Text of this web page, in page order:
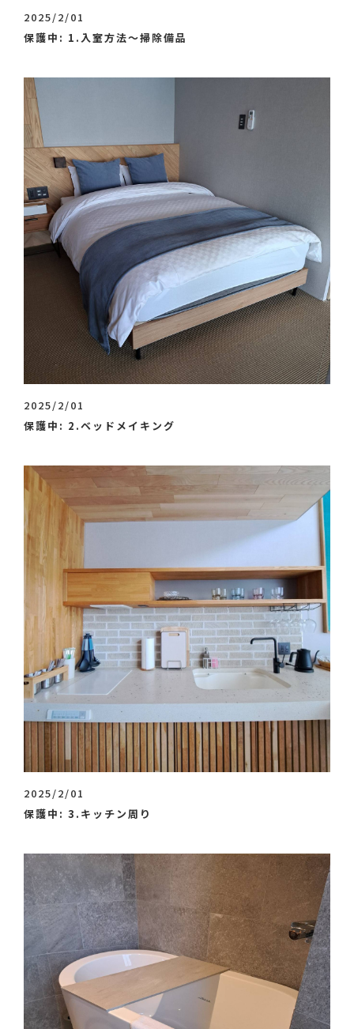
2025/2/01
保護中: 1.入室方法～掃除備品
2025/2/01
保護中: 2.ベッドメイキング
2025/2/01
保護中: 3.キッチン周り